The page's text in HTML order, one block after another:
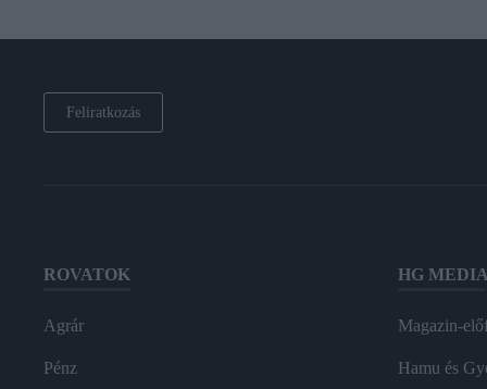
Feliratkozás
ROVATOK
Agrár
Pénz
HG MEDIA
Magazin-
Hamu és